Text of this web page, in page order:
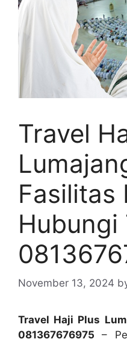
Travel
Fasilitas
Hubungi
November 13, 2024
Travel Haji Plus
081367676975 –